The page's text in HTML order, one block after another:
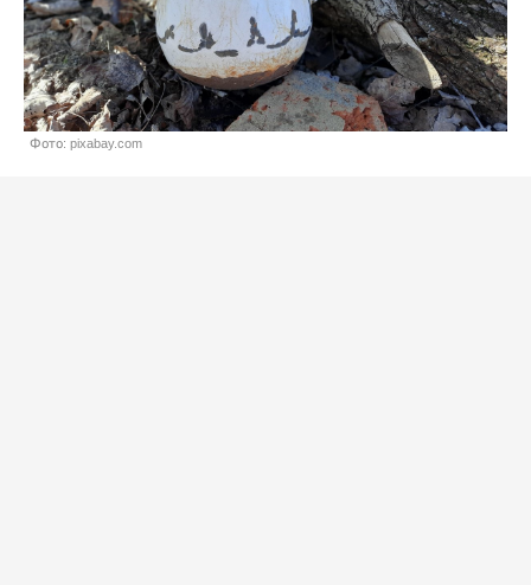
Фото: pixabay.com